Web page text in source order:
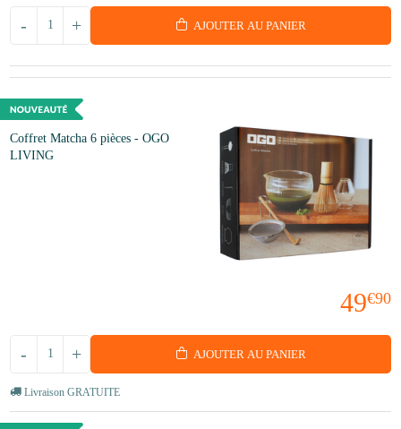
+
- AJOUTER AU PANIER
Coffret Matcha 6 pièces - OGO
LIVING
49€90
+
- AJOUTER AU PANIER
Livraison GRATUITE